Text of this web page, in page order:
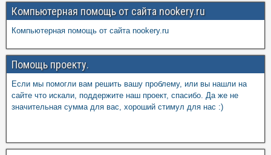
Компьютерная помощь от сайта nookery.ru
Компьютерная помощь от сайта nookery.ru
Помощь проекту.
Если мы помогли вам решить вашу проблему, или вы нашли на
сайте что искали, поддержите наш проект, спасибо. Да же не
значительная сумма для вас, хороший стимул для нас :)